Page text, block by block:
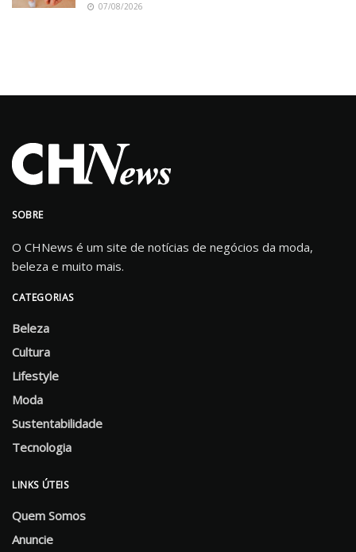
07/08/2026
SOBRE
O CHNews é um site de notícias de negócios da moda,
beleza e muito mais.
CATEGORIAS
Beleza
Cultura
Lifestyle
Moda
Sustentabilidade
Tecnologia
LINKS ÚTEIS
Quem Somos
Anuncie